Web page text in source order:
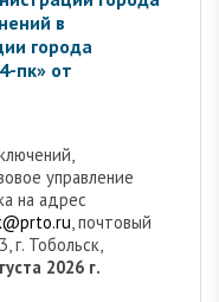
в
города
пк» от
управление
на адрес
, почтовый
г. Тобольск,
2026 г.